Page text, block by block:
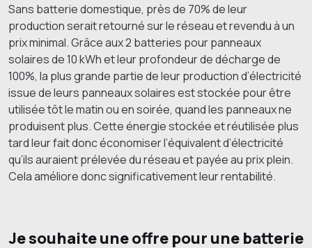
Sans batterie domestique, près de 70% de leur
production serait retourné sur le réseau et revendu à un
prix minimal. Grâce aux 2 batteries pour panneaux
solaires de 10 kWh et leur profondeur de décharge de
100%, la plus grande partie de leur production d’électricité
issue de leurs panneaux solaires est stockée pour être
utilisée tôt le matin ou en soirée, quand les panneaux ne
produisent plus. Cette énergie stockée et réutilisée plus
tard leur fait donc économiser l’équivalent d’électricité
qu’ils auraient prélevée du réseau et payée au prix plein.
Cela améliore donc significativement leur rentabilité.
Je souhaite une offre pour une batterie